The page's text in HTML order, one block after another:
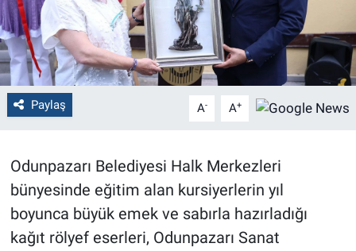
Paylaş A- A+
Odunpazarı Belediyesi Halk Merkezleri
bünyesinde eğitim alan kursiyerlerin yıl
boyunca büyük emek ve sabırla hazırladığı
kağıt rölyef eserleri, Odunpazarı Sanat
Bilecik
Kütahya
Gezi
Çevre
Yerel